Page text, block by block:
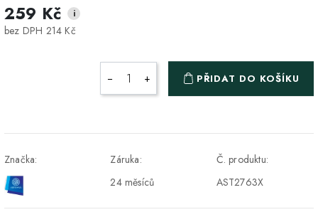
DPD Home - doručenie
na adresu
DPD - Odberné miesto
1-2 pracovné dni ZDARMA
259 Kč i
bez DPH 214 Kč
− + PŘIDAT DO KOŠÍKU
Značka:
Záruka:
24 měsíců
Č. produktu:
AST2763X